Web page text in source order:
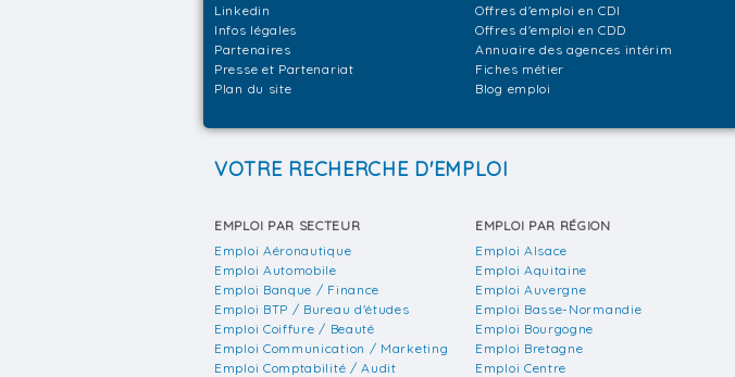
Linkedin
Infos légales
Partenaires
Presse et Partenariat
Plan du site
Offres d'emploi en CDI
Offres d'emploi en CDD
Annuaire des agences intérim
Fiches métier
Blog emploi
VOTRE RECHERCHE D'EMPLOI
EMPLOI PAR SECTEUR
Emploi Aéronautique
Emploi Automobile
Emploi Banque / Finance
Emploi BTP / Bureau d'études
Emploi Coiffure / Beauté
Emploi Communication / Marketing
Emploi Comptabilité / Audit
EMPLOI PAR RÉGION
Emploi Alsace
Emploi Aquitaine
Emploi Auvergne
Emploi Basse-Normandie
Emploi Bourgogne
Emploi Bretagne
Emploi Centre